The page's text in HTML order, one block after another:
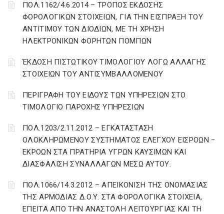
ΠΟΛ.1162/4.6.2014 – ΤΡΟΠΟΣ ΕΚΔΟΣΗΣ
ΦΟΡΟΛΟΓΙΚΩΝ ΣΤΟΙΧΕΙΩΝ, ΓΙΑ ΤΗΝ ΕΙΣΠΡΑΞΗ ΤΟΥ
ΑΝΤΙΤΙΜΟΥ ΤΩΝ ΔΙΟΔΙΩΝ, ΜΕ ΤΗ ΧΡΗΣΗ
ΗΛΕΚΤΡΟΝΙΚΩΝ ΦΟΡΗΤΩΝ ΠΟΜΠΩΝ
ΈΚΔΟΣΗ ΠΙΣΤΩΤΙΚΟΥ ΤΙΜΟΛΟΓΙΟΥ ΛΟΓΩ ΑΛΛΑΓΗΣ
ΣΤΟΙΧΕΙΩΝ ΤΟΥ ΑΝΤΙΣΥΜΒΑΛΛΟΜΕΝΟΥ
ΠΕΡΙΓΡΑΦΗ ΤΟΥ ΕΙΔΟΥΣ ΤΩΝ ΥΠΗΡΕΣΙΩΝ ΣΤΟ
ΤΙΜΟΛΟΓΙΟ ΠΑΡΟΧΗΣ ΥΠΗΡΕΣΙΩΝ
ΠΟΛ.1203/2.11.2012 – ΕΓΚΑΤΑΣΤΑΣΗ
ΟΛΟΚΛΗΡΩΜΕΝΟΥ ΣΥΣΤΗΜΑΤΟΣ ΕΛΕΓΧΟΥ ΕΙΣΡΟΩΝ −
ΕΚΡΟΩΝ ΣΤΑ ΠΡΑΤΗΡΙΑ ΥΓΡΩΝ ΚΑΥΣΙΜΩΝ ΚΑΙ
ΔΙΑΣΦΑΛΙΣΗ ΣΥΝΑΛΛΑΓΩΝ ΜΕΣΩ ΑΥΤΟΥ.
ΠΟΛ.1066/14.3.2012 – ΑΠΕΙΚΟΝΙΣΗ ΤΗΣ ΟΝΟΜΑΣΙΑΣ
ΤΗΣ ΑΡΜΟΔΙΑΣ Δ.Ο.Υ. ΣΤΑ ΦΟΡΟΛΟΓΙΚΑ ΣΤΟΙΧΕΙΑ,
ΕΠΕΙΤΑ ΑΠΟ ΤΗΝ ΑΝΑΣΤΟΛΗ ΛΕΙΤΟΥΡΓΙΑΣ ΚΑΙ ΤΗ